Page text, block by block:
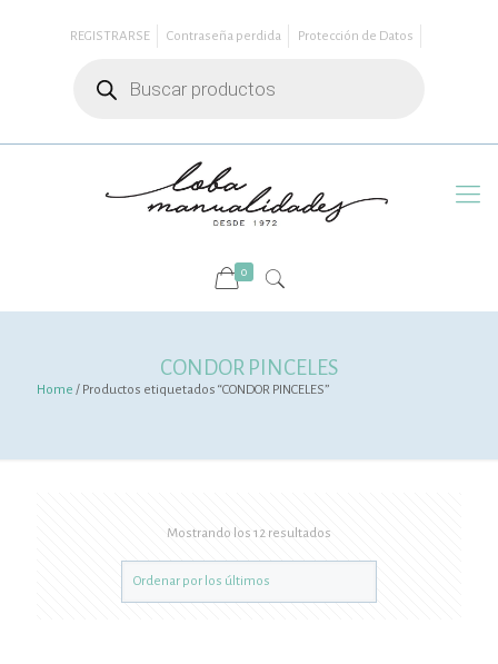
REGISTRARSE Contraseña perdida
Protección de Datos
productos
0
CONDOR PINCELES
Home / Productos etiquetados “CONDOR PINCELES”
Mostrando los 12 resultados